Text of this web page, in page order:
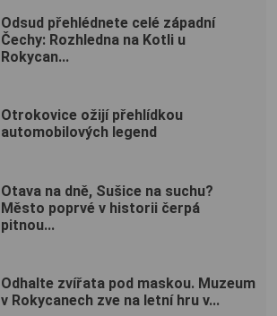
Odsud přehlédnete celé západní
Čechy: Rozhledna na Kotli u
Rokycan...
Otrokovice ožijí přehlídkou
automobilových legend
Otava na dně, Sušice na suchu?
Město poprvé v historii čerpá
pitnou...
Odhalte zvířata pod maskou. Muzeum
v Rokycanech zve na letní hru v...